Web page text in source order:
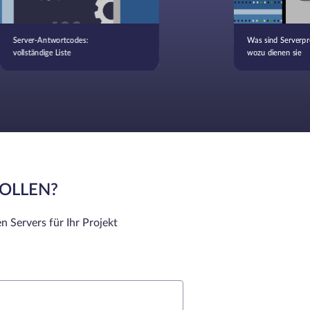
Server-Antwortcodes:
vollständige Liste
Was sind
wozu dienen sie
Servers für Ihr Projekt